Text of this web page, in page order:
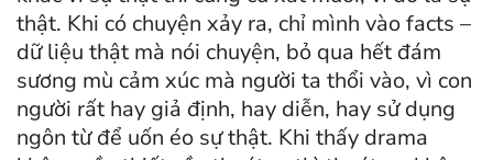
thật. Khi có chuyện xảy ra, chỉ mình vào facts –
dữ liệu thật mà nói chuyện, bỏ qua hết đám
sương mù cảm xúc mà người ta thổi vào, vì con
người rất hay giả định, hay diễn, hay sử dụng
ngôn từ để uốn éo sự thật. Khi thấy drama